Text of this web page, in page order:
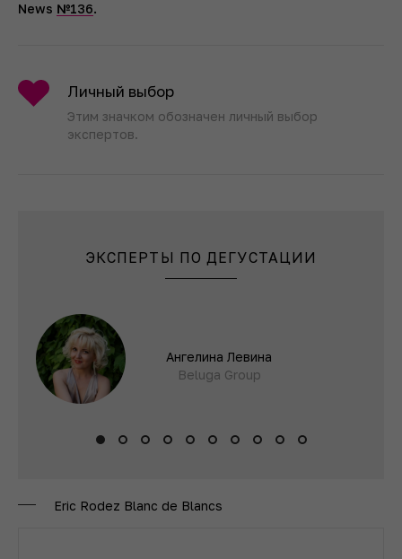
News №136.
Личный выбор
Этим значком обозначен личный выбор
экспертов.
ЭКСПЕРТЫ ПО ДЕГУСТАЦИИ
Ангелина Левина
Beluga Group
Eric Rodez Blanc de Blancs